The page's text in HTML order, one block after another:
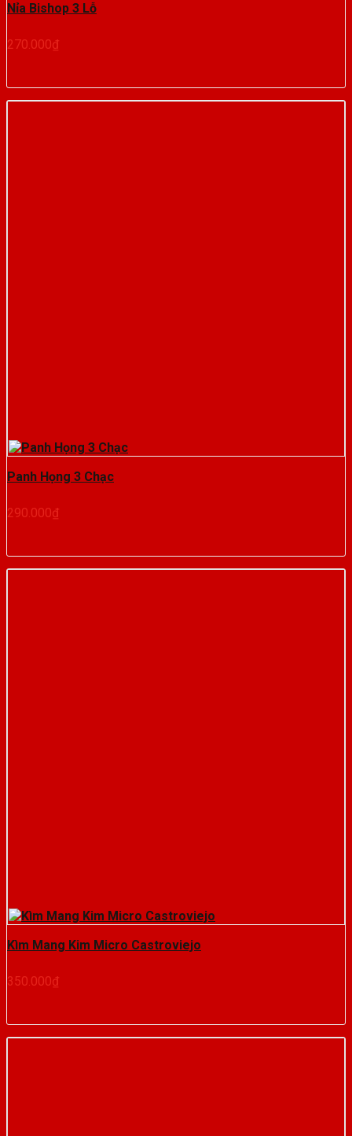
Nỉa Bishop 3 Lỗ
270.000₫
Panh Họng 3 Chạc
290.000₫
Kìm Mang Kim Micro Castroviejo
350.000₫